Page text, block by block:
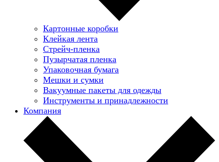
Картонные коробки
Клейкая лента
Стрейч-пленка
Пузырчатая пленка
Упаковочная бумага
Мешки и сумки
Вакуумные пакеты для одежды
Инструменты и принадлежности
Компания